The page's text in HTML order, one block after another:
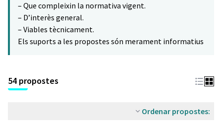
– Que compleixin la normativa vigent.
– D’interès general.
– Viables tècnicament.
Els suports a les propostes són merament informatius
54 propostes
Ordenar propostes: